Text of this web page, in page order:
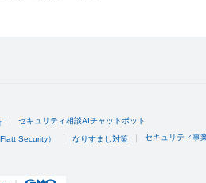
セキュリティ相談AIチャットボット
Security） なりすまし対策 セキュリティ事